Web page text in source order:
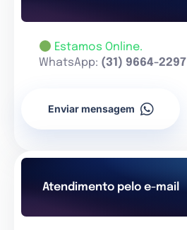
Estamos Online.
WhatsApp: (31) 9664-2297
Enviar mensagem
Atendimento pelo e-mail